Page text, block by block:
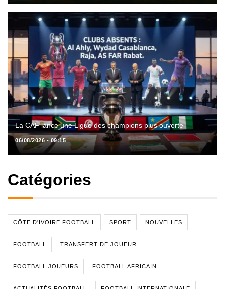
La CAF lance une Ligue des champions plus ouverte
06/08/2026 - 09:15
Catégories
CÔTE D'IVOIRE FOOTBALL SPORT NOUVELLES
FOOTBALL TRANSFERT DE JOUEUR
FOOTBALL JOUEURS FOOTBALL AFRICAIN